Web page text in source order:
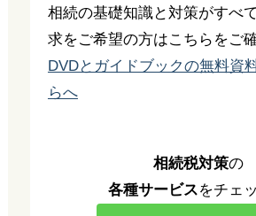
相続の基礎知識と対策がすべ
求をご希望の方はこちらをご
DVDとガイドブックの無料資
らへ
相続税対策の
各種サービスをチェ